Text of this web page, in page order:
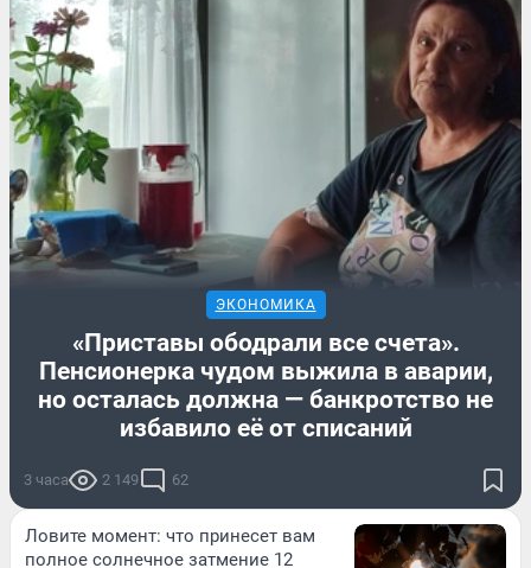
ЭКОНОМИКА
«Приставы ободрали все счета».
Пенсионерка чудом выжила в аварии,
но осталась должна — банкротство не
избавило её от списаний
3 часа 2 149 62
Ловите момент: что принесет вам
полное солнечное затмение 12